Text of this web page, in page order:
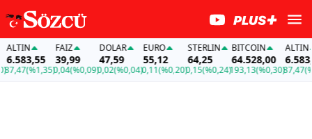
(%1,35)
FAİZ
39,99
0,04(%0,09)
DOLAR
47,59
0,02(%0,04)
EURO
55,12
0,11(%0,20)
STERLIN
64,25
0,15(%0,24)
BITCOIN
64.528,00
193,13(%0,30)
ALTIN
6.583,55
87,47